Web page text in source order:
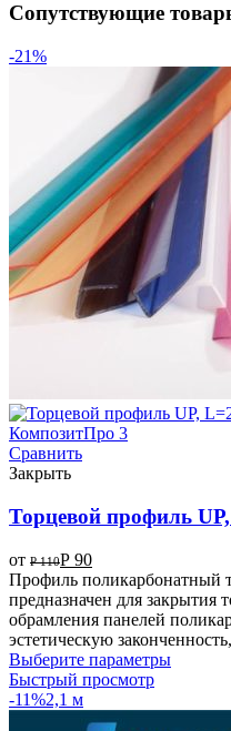
Сопутствующие
-21%
Сравнить
Закрыть
Торцевой профиль
от Р110Р 90
Профиль поликарбонатный
предназначен для закрытия
обрамления панелей
эстетическую
Выберите параметры
Быстрый просмотр
-11%2,1 м